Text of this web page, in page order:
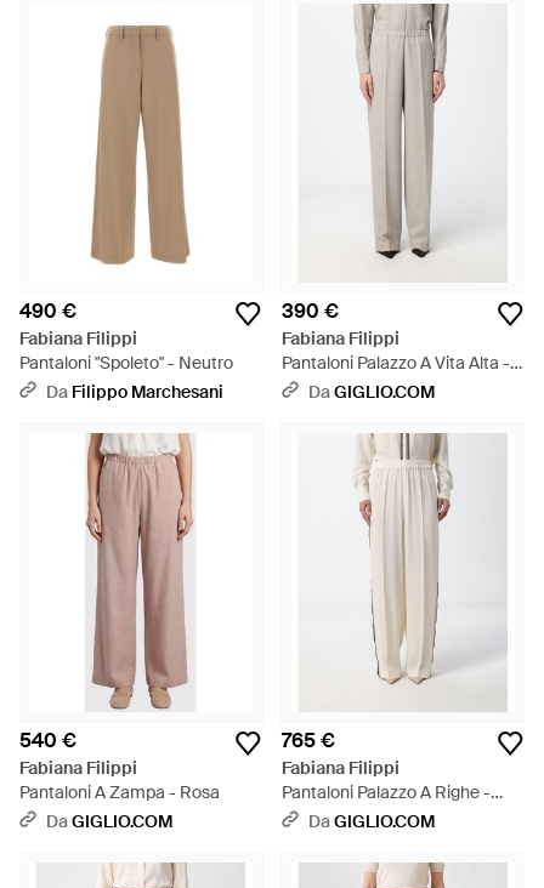
490 €
Fabiana Filippi
Pantaloni "Spoleto" - Neutro
Da Filippo Marchesani
390 €
Fabiana Filippi
Pantaloni Palazzo A Vita Alta -
Marrone
DaGIGLIO.COM
540 €
Fabiana Filippi
Pantaloni A Zampa - Rosa
DaGIGLIO.COM
765 €
Fabiana Filippi
Pantaloni Palazzo A Righe -
Neutro
DaGIGLIO.COM